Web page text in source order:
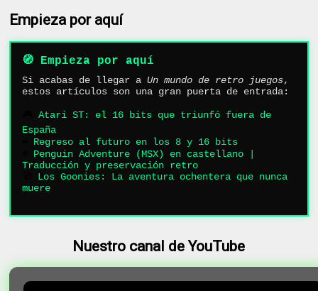
Empieza por aquí
🧭 Empieza por aquí
Si acabas de llegar aUn mundo de retro juegos,
estos artículos son una gran puerta de entrada:
🎮Atari ST: el 16 bits que triunfó fuera de
España
Regreso al futuro en los 8 y 16 bits
Penguin Adventure (MSX) en castellano |
Traducción y preservación retro
Los Goonies: La aventura ochentera que nunca
muere
Nuestro canal de YouTube